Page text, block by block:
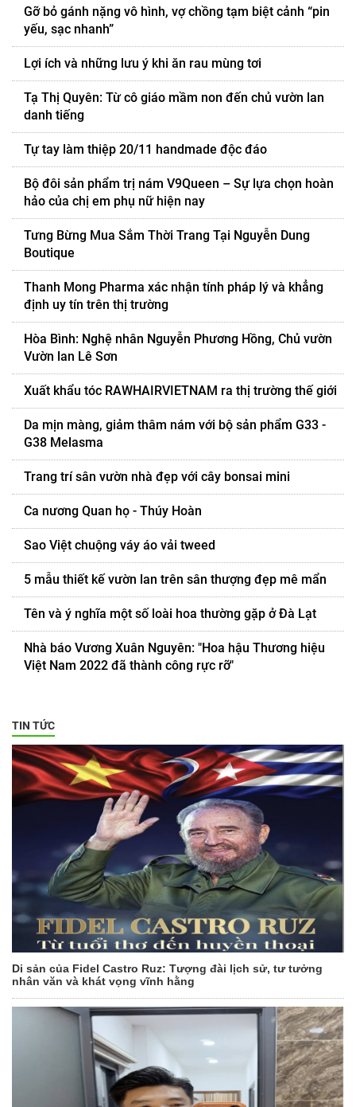
Gỡ bỏ gánh nặng vô hình, vợ chồng tạm biệt cảnh “pin
yếu, sạc nhanh”
Lợi ích và những lưu ý khi ăn rau mùng tơi
Tạ Thị Quyên: Từ cô giáo mầm non đến chủ vườn lan
danh tiếng
Tự tay làm thiệp 20/11 handmade độc đáo
Bộ đôi sản phẩm trị nám V9Queen – Sự lựa chọn hoàn
hảo của chị em phụ nữ hiện nay
Tưng Bừng Mua Sắm Thời Trang Tại Nguyễn Dung
Boutique
Thanh Mong Pharma xác nhận tính pháp lý và khẳng
định uy tín trên thị trường
Hòa Bình: Nghệ nhân Nguyễn Phương Hồng, Chủ vườn
Vườn lan Lê Sơn
Xuất khẩu tóc RAWHAIRVIETNAM ra thị trường thế giới
Da mịn màng, giảm thâm nám với bộ sản phẩm G33 -
G38 Melasma
Trang trí sân vườn nhà đẹp với cây bonsai mini
Ca nương Quan họ - Thúy Hoàn
Sao Việt chuộng váy áo vải tweed
5 mẫu thiết kế vườn lan trên sân thượng đẹp mê mẩn
Tên và ý nghĩa một số loài hoa thường gặp ở Đà Lạt
Nhà báo Vương Xuân Nguyên: "Hoa hậu Thương hiệu
Việt Nam 2022 đã thành công rực rỡ"
TIN TỨC
Di sản của Fidel Castro Ruz: Tượng đài lịch sử, tư tưởng
nhân văn và khát vọng vĩnh hằng